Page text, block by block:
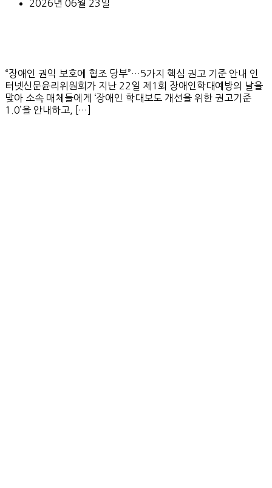
2026년 06월 23일
“장애인 권익 보호에 협조 당부”…5가지 핵심 권고 기준 안내 인
터넷신문윤리위원회가 지난 22일 제1회 장애인학대예방의 날을
맞아 소속 매체들에게 ‘장애인 학대보도 개선을 위한 권고기준
1.0’을 안내하고, […]